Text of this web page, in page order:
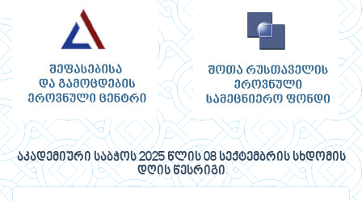
აკადემიური საბჭოს 2025 წლის 08 სექტემბრის სხდომის
დღის წესრიგი